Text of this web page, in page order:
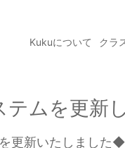
Kukuについて クラ
テムを更新
更新いたしました◆